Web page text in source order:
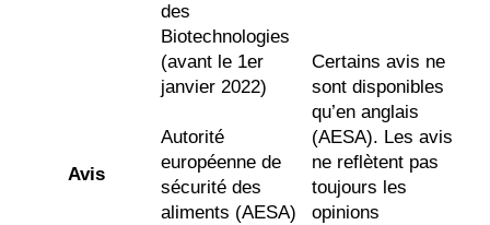
Avis
des
Biotechnologies
(avant le 1er
janvier 2022)
Autorité
européenne de
sécurité des
aliments (AESA)
Certains avis ne
sont disponibles
qu’en anglais
(AESA). Les avis
ne reflètent pas
toujours les
opinions